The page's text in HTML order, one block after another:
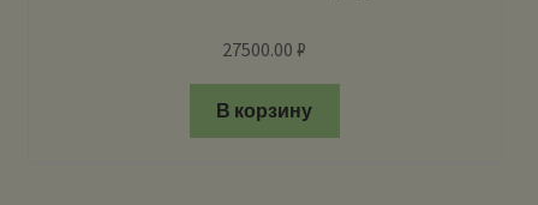
27500.00₽
В корзину